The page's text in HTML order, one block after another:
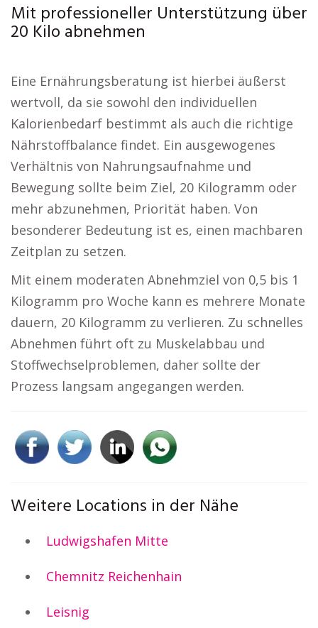
Mit professioneller Unterstützung über
20 Kilo abnehmen
Eine Ernährungsberatung ist hierbei äußerst
wertvoll, da sie sowohl den individuellen
Kalorienbedarf bestimmt als auch die richtige
Nährstoffbalance findet. Ein ausgewogenes
Verhältnis von Nahrungsaufnahme und
Bewegung sollte beim Ziel, 20 Kilogramm oder
mehr abzunehmen, Priorität haben. Von
besonderer Bedeutung ist es, einen machbaren
Zeitplan zu setzen.
Mit einem moderaten Abnehmziel von 0,5 bis 1
Kilogramm pro Woche kann es mehrere Monate
dauern, 20 Kilogramm zu verlieren. Zu schnelles
Abnehmen führt oft zu Muskelabbau und
Stoffwechselproblemen, daher sollte der
Prozess langsam angegangen werden.
Weitere Locations in der Nähe
Ludwigshafen Mitte
Chemnitz Reichenhain
Leisnig